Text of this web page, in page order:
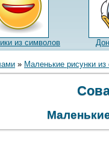
из символов
» Маленькие рисунки